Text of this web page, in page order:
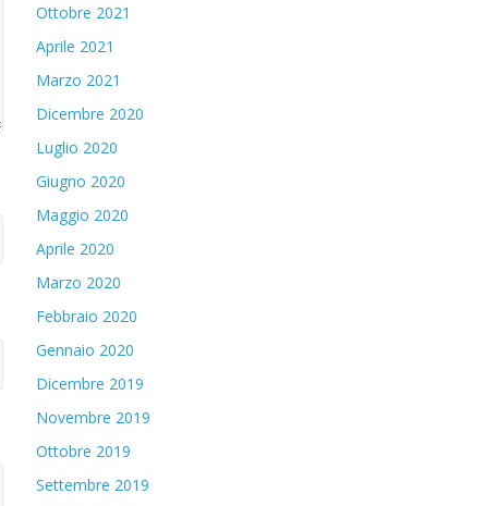
Ottobre 2021
Aprile 2021
Marzo 2021
Dicembre 2020
Luglio 2020
Giugno 2020
Maggio 2020
Aprile 2020
Marzo 2020
Febbraio 2020
Gennaio 2020
Dicembre 2019
Novembre 2019
Ottobre 2019
Settembre 2019